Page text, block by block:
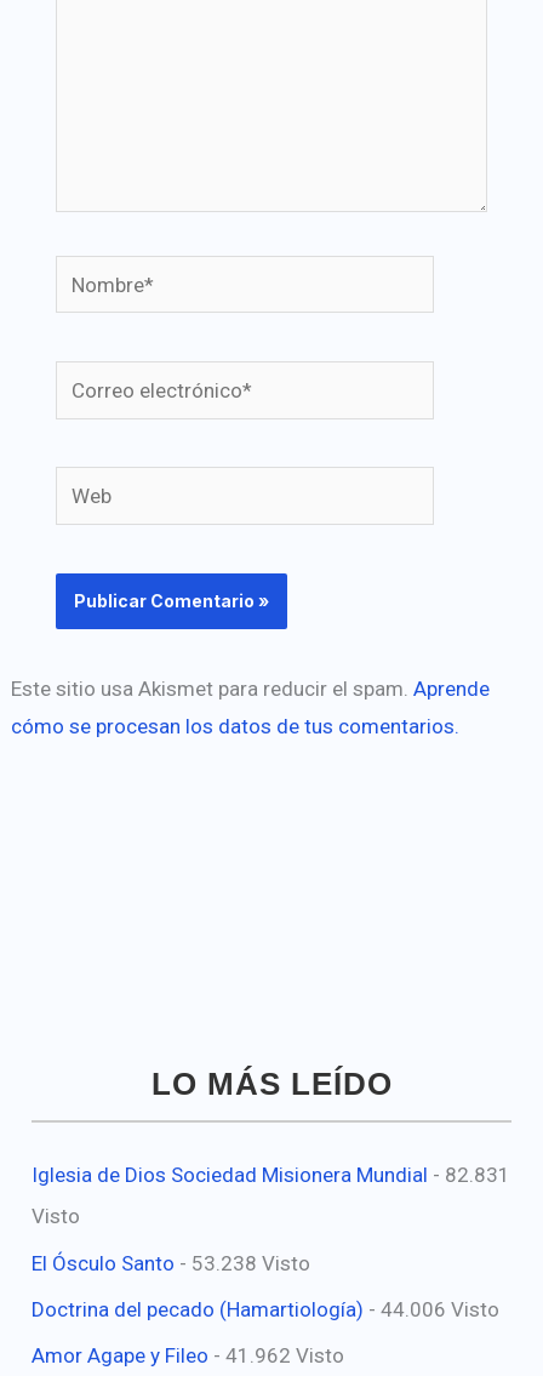
Nombre*
Correo
electrónico*
Web
Este sitio usa Akismet para reducir el spam.Aprende
cómo se procesan los datos de tus comentarios.
LO MÁS LEÍDO
Iglesia de Dios Sociedad Misionera Mundial - 82.831
Visto
El Ósculo Santo - 53.238 Visto
Doctrina del pecado (Hamartiología) - 44.006 Visto
Amor Agape y Fileo - 41.962 Visto